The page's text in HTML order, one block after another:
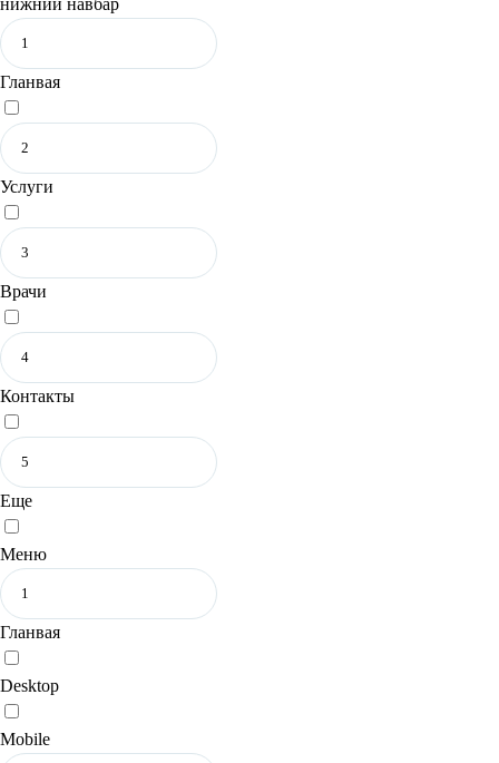
нижний навбар
Гланвая
Услуги
Врачи
Контакты
Еще
Меню
Гланвая
Desktop
Mobile